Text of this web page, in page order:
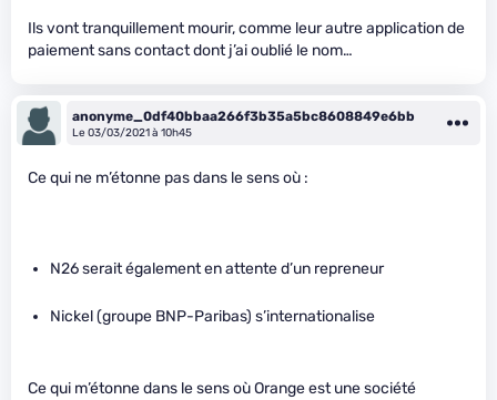
Ils vont tranquillement mourir, comme leur autre application de
paiement sans contact dont j’ai oublié le nom…
anonyme_0df40bbaa266f3b35a5bc8608849e6bb
Le 03/03/2021 à 10h45
Ce qui ne m’étonne pas dans le sens où :
N26 serait également en attente d’un repreneur
Nickel (groupe BNP-Paribas) s’internationalise
Ce qui m’étonne dans le sens où Orange est une société